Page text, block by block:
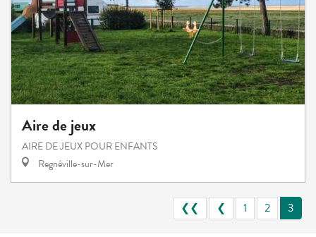
Aire de jeux
AIRE DE JEUX POUR ENFANTS
Regnéville-sur-Mer
❮❮ ❮ 1 2 3